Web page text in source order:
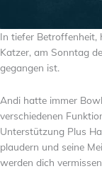
In tiefer Betroffenheit,
Katzer, am Sonntag
gegangen ist.
Andi hatte immer
verschiedenen
Unterstützung Plus
plaudern und seine
werden dich